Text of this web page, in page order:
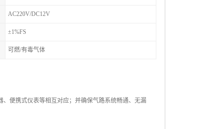
AC220V/DC12V
±1%FS
可燃/有毒气体
便携式仪表等相互对应；并确保气路系统畅通、无漏